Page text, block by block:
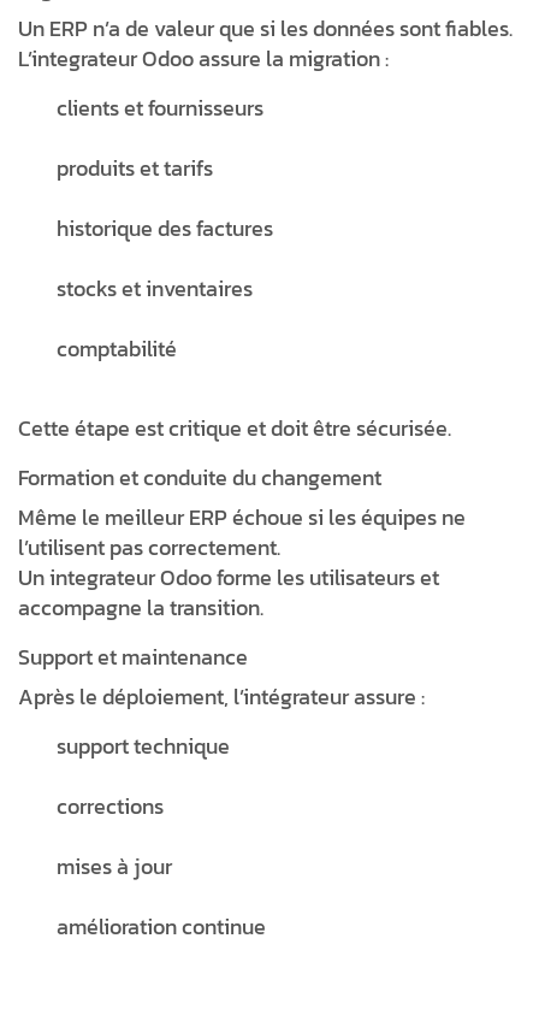
Un ERP n’a de valeur que si les données sont fiables.
L’integrateur Odoo assure la migration :
clients et fournisseurs
produits et tarifs
historique des factures
stocks et inventaires
comptabilité
Cette étape est critique et doit être sécurisée.
Formation et conduite du changement
Même le meilleur ERP échoue si les équipes ne
l’utilisent pas correctement.
Unintegrateur Odooforme les utilisateurs et
accompagne la transition.
Support et maintenance
Après le déploiement, l’intégrateur assure :
support technique
corrections
mises à jour
amélioration continue